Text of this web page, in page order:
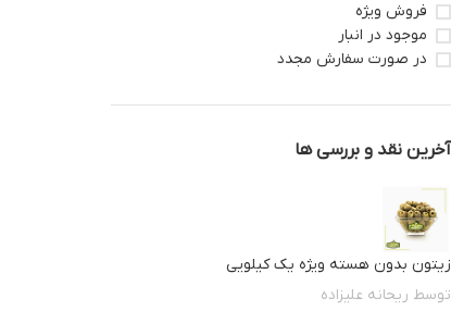
فروش ویژه
موجود در انبار
در صورت سفارش مجدد
آخرین نقد و بررسی ها
زیتون بدون هسته ویژه یک کیلویی
توسط ریحانه علیزاده